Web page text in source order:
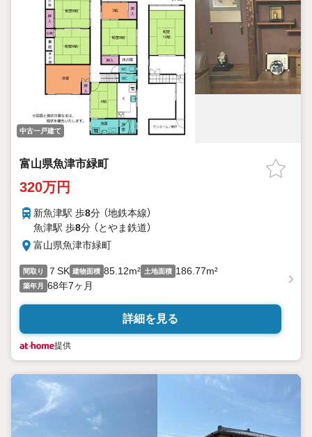
中古一戸建て
富山県魚津市緑町
320万円
新魚津駅 歩8分 （地鉄本線）
魚津駅 歩8分 （とやま鉄道）
富山県魚津市緑町
間取り ７SK 建物面積 85.12m² 土地面積 186.77m²
築年月 68年7ヶ月
詳細を見る
提供